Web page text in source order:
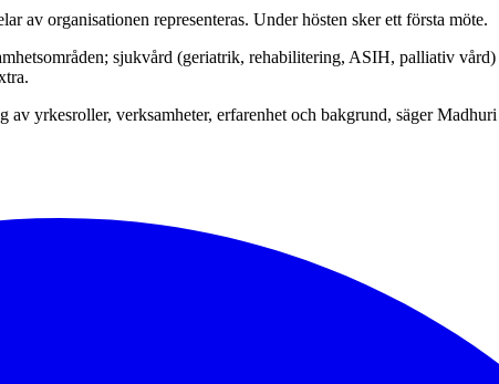
av organisationen representeras. Under hösten sker ett första möte.
sjukvård (geriatrik, rehabilitering, ASIH, palliativ
yrkesroller, verksamheter, erfarenhet och bakgrund, säger